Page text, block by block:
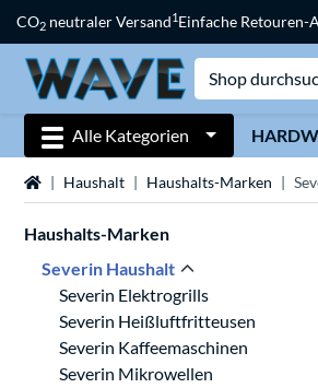
CO2 neutraler Versand1Einfache Retouren-
Alle Kategorien
StartseiteHaushalt Haushalts-Marken
Haushalts-Marken
Severin Haushalt
Severin Elektrogrills
Severin Heißluftfritteusen
Severin Kaffeemaschinen
Severin Mikrowellen